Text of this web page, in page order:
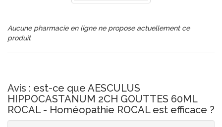
Aucune pharmacie en ligne ne propose actuellement ce
produit
Avis : est-ce que AESCULUS
HIPPOCASTANUM 2CH GOUTTES 60ML
ROCAL - Homéopathie ROCAL est efficace ?